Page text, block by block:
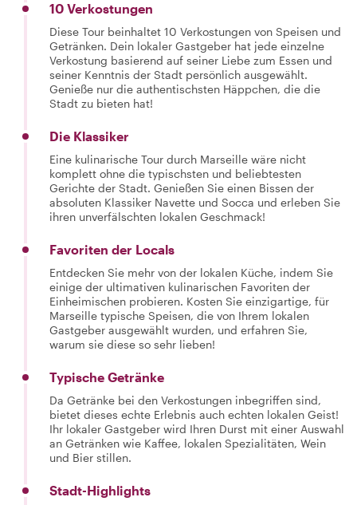
10 Verkostungen
Diese Tour beinhaltet 10 Verkostungen von Speisen und
Getränken. Dein lokaler Gastgeber hat jede einzelne
Verkostung basierend auf seiner Liebe zum Essen und
seiner Kenntnis der Stadt persönlich ausgewählt.
Genieße nur die authentischsten Häppchen, die die
Stadt zu bieten hat!
Die Klassiker
Eine kulinarische Tour durch Marseille wäre nicht
komplett ohne die typischsten und beliebtesten
Gerichte der Stadt. Genießen Sie einen Bissen der
absoluten Klassiker Navette und Socca und erleben Sie
ihren unverfälschten lokalen Geschmack!
Favoriten der Locals
Entdecken Sie mehr von der lokalen Küche, indem Sie
einige der ultimativen kulinarischen Favoriten der
Einheimischen probieren. Kosten Sie einzigartige, für
Marseille typische Speisen, die von Ihrem lokalen
Gastgeber ausgewählt wurden, und erfahren Sie,
warum sie diese so sehr lieben!
Typische Getränke
Da Getränke bei den Verkostungen inbegriffen sind,
bietet dieses echte Erlebnis auch echten lokalen Geist!
Ihr lokaler Gastgeber wird Ihren Durst mit einer Auswahl
an Getränken wie Kaffee, lokalen Spezialitäten, Wein
und Bier stillen.
Stadt-Highlights